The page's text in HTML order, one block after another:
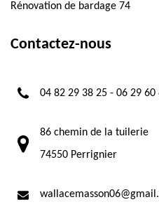
Rénovation de bardage 74
Contactez-nous
04 82 29 38 25 - 06 29 60
86 chemin de la tuilerie
74550 Perrignier